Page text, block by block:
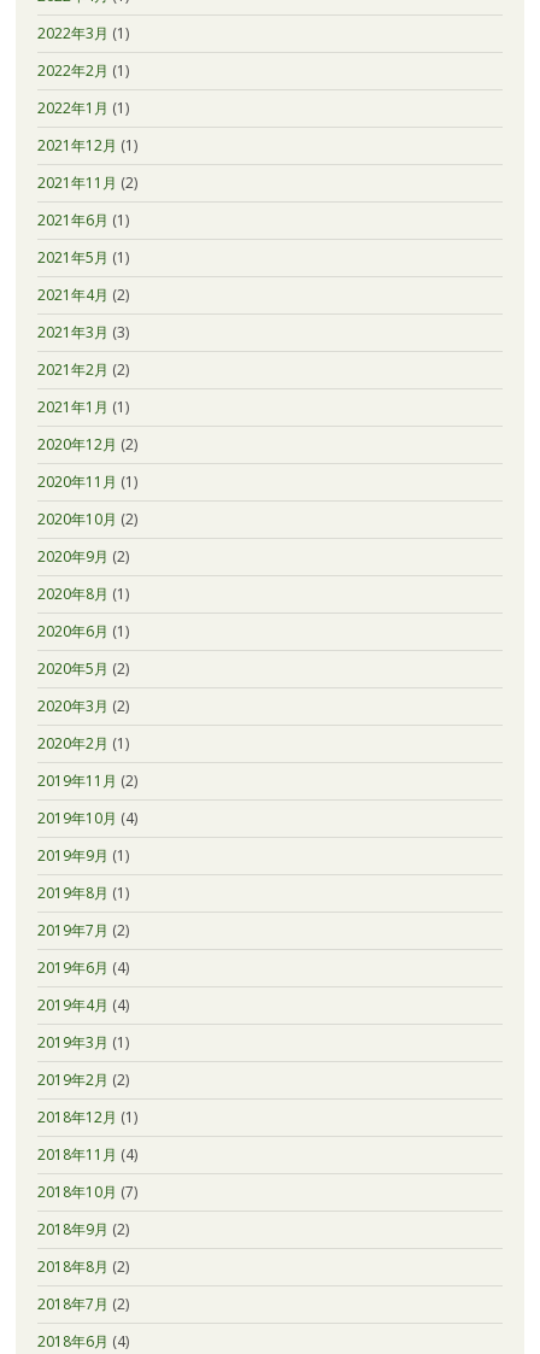
2022年3月 (1)
2022年2月 (1)
2022年1月 (1)
2021年12月 (1)
2021年11月 (2)
2021年6月 (1)
2021年5月 (1)
2021年4月 (2)
2021年3月 (3)
2021年2月 (2)
2021年1月 (1)
2020年12月 (2)
2020年11月 (1)
2020年10月 (2)
2020年9月 (2)
2020年8月 (1)
2020年6月 (1)
2020年5月 (2)
2020年3月 (2)
2020年2月 (1)
2019年11月 (2)
2019年10月 (4)
2019年9月 (1)
2019年8月 (1)
2019年7月 (2)
2019年6月 (4)
2019年4月 (4)
2019年3月 (1)
2019年2月 (2)
2018年12月 (1)
2018年11月 (4)
2018年10月 (7)
2018年9月 (2)
2018年8月 (2)
2018年7月 (2)
2018年6月 (4)